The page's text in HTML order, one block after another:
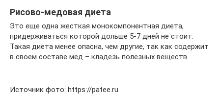
Рисово-медовая диета
Это еще одна жесткая монокомпонентная диета,
придерживаться которой дольше 5-7 дней не стоит.
Такая диета менее опасна, чем другие, так как содержит
в своем составе мед – кладезь полезных веществ.
Источник фото: https://patee.ru